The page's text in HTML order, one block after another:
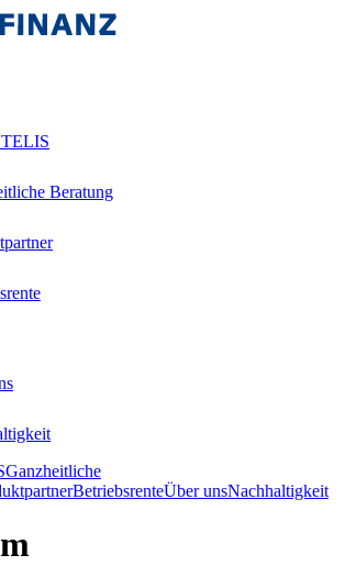
Beratung
Ganzheitliche
BetriebsrenteÜber unsNachhaltigkeit